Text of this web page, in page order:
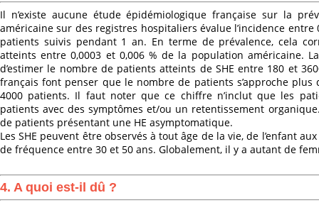
Il n’existe aucune étude épidémiologique française sur la
américaine sur des registres hospitaliers évalue l’incidence entre
patients suivis pendant 1 an. En terme de prévalence, cela
atteints entre 0,0003 et 0,006 % de la population américaine.
d’estimer le nombre de patients atteints de SHE entre 180 et
français font penser que le nombre de patients s’approche
4000 patients. Il faut noter que ce chiffre n’inclut que les
patients avec des symptômes et/ou un retentissement
de patients présentant une HE asymptomatique.
Les SHE peuvent être observés à tout âge de la vie, de l’enfant
de fréquence entre 30 et 50 ans. Globalement, il y a autant de
4. A quoi est-il dû ?